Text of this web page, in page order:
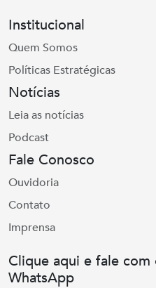
Institucional
Quem Somos
Políticas Estratégicas
Notícias
Leia as notícias
Podcast
Fale Conosco
Ouvidoria
Contato
Imprensa
Clique aqui e fale com
WhatsApp